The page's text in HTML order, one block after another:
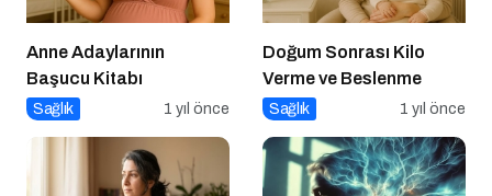
Anne Adaylarının
Başucu Kitabı
Sağlık 1 yıl önce
Doğum Sonrası Kilo
Verme ve Beslenme
Sağlık 1 yıl önce